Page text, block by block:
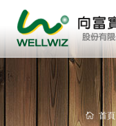
首頁